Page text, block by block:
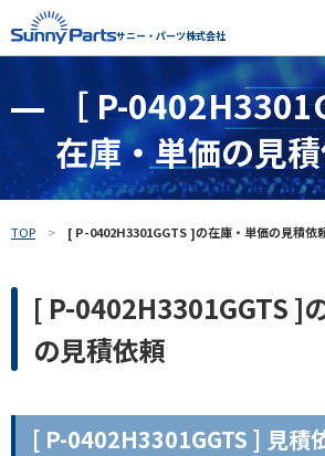
サニー・パーツ株式会社
半導体・電子部品 在
フリーワードで探す
［ P-
在庫・単価の見
TOP [ P-0402H3301GGTS ]の在庫・単価の見積依
[ P-0402H3301GGTS ]
の見積依頼
[ P-0402H3301GGTS ] 見積